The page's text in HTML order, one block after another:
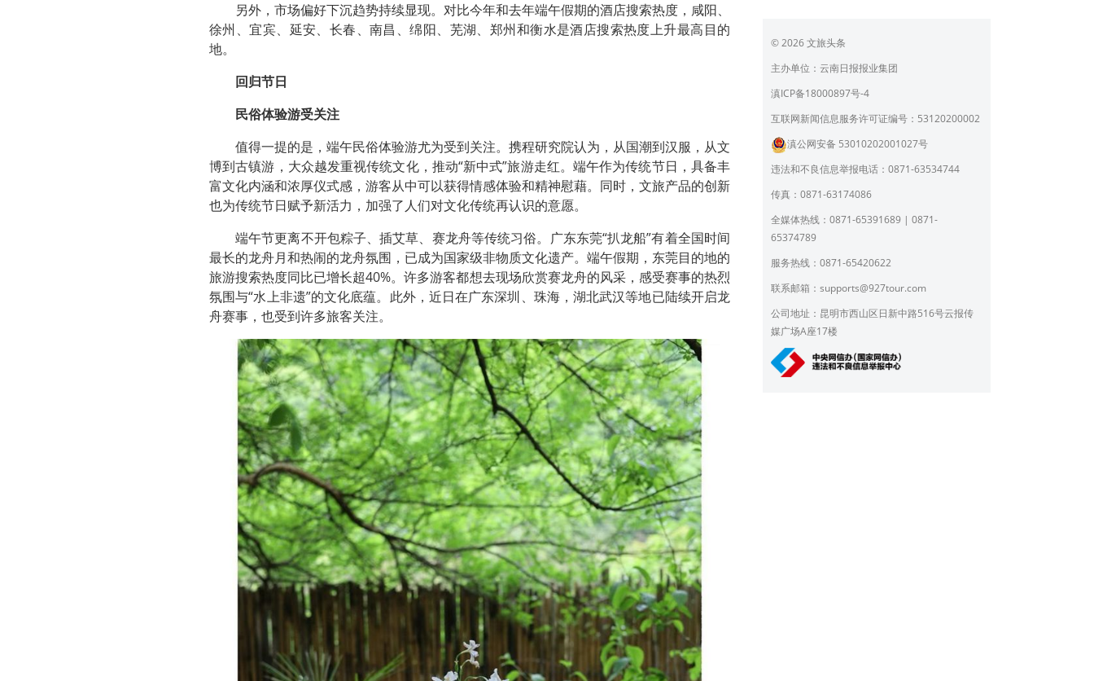
另外，市场偏好下沉趋势持续显现。对比今年和去年端午假期的酒店搜索热度，咸阳、
徐州、宜宾、延安、长春、南昌、绵阳、芜湖、郑州和衡水是酒店搜索热度上升最高目的
地。
回归节日
民俗体验游受关注
值得一提的是，端午民俗体验游尤为受到关注。携程研究院认为，从国潮到汉服，从文
博到古镇游，大众越发重视传统文化，推动“新中式”旅游走红。端午作为传统节日，具备丰
富文化内涵和浓厚仪式感，游客从中可以获得情感体验和精神慰藉。同时，文旅产品的创新
也为传统节日赋予新活力，加强了人们对文化传统再认识的意愿。
端午节更离不开包粽子、插艾草、赛龙舟等传统习俗。广东东莞“扒龙船”有着全国时间
最长的龙舟月和热闹的龙舟氛围，已成为国家级非物质文化遗产。端午假期，东莞目的地的
旅游搜索热度同比已增长超40%。许多游客都想去现场欣赏赛龙舟的风采，感受赛事的热烈
氛围与“水上非遗”的文化底蕴。此外，近日在广东深圳、珠海，湖北武汉等地已陆续开启龙
舟赛事，也受到许多旅客关注。
广东省文化和旅游厅
育厅
陕西省文化和旅游厅 甘肃省文化和旅游厅
青海省文化和旅游厅
宁夏回族自治区文化和旅
北京市文旅局
上海市文化和旅游局
员会
© 2026 文旅头条
主办单位：云南日报报业集团
滇ICP备18000897号-4
互联网新闻信息服务许可证编号：53120200002
滇公网安备 53010202001027号
违法和不良信息举报电话：0871-63534744
传真：0871-63174086
全媒体热线：0871-65391689 | 0871-
65374789
服务热线：0871-65420622
联系邮箱： supports@927tour.com
公司地址：昆明市西山区日新中路516号云报传
媒广场A座17楼